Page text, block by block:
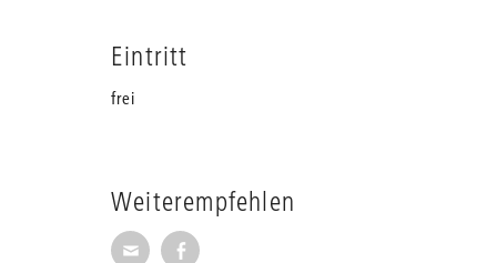
Eintritt
frei
Weiterempfehlen
Seite per E-Mail weiterempfehlen
Seite auf Facebook